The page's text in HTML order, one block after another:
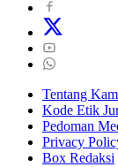
Tentang
Kode Etik
Pedoman
Privacy
Box Redaksi